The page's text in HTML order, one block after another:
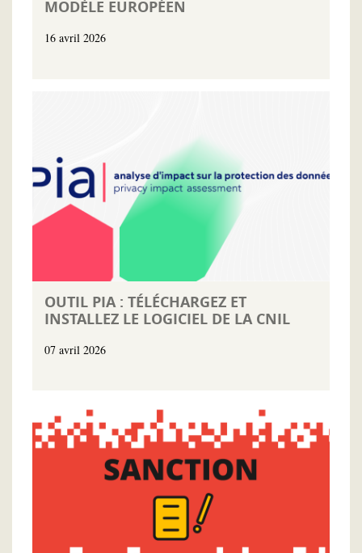
MODÈLE EUROPÉEN
16 avril 2026
OUTIL PIA : TÉLÉCHARGEZ ET
INSTALLEZ LE LOGICIEL DE LA CNIL
07 avril 2026